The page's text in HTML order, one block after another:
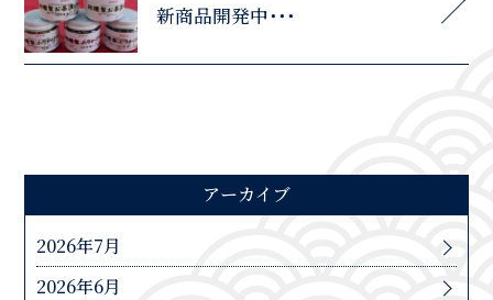
新商品開発中･･･
アーカイブ
2026年7月
2026年6月